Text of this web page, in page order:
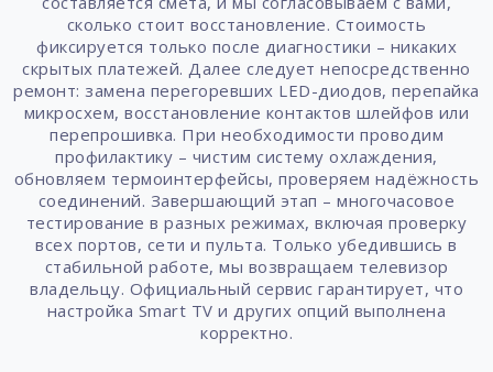
сколько стоит восстановление. Стоимость
фиксируется только после диагностики – никаких
скрытых платежей. Далее следует непосредственно
ремонт: замена перегоревших LED-диодов, перепайка
микросхем, восстановление контактов шлейфов или
перепрошивка. При необходимости проводим
профилактику – чистим систему охлаждения,
обновляем термоинтерфейсы, проверяем надёжность
соединений. Завершающий этап – многочасовое
тестирование в разных режимах, включая проверку
всех портов, сети и пульта. Только убедившись в
стабильной работе, мы возвращаем телевизор
владельцу. Официальный сервис гарантирует, что
настройка Smart TV и других опций выполнена
корректно.